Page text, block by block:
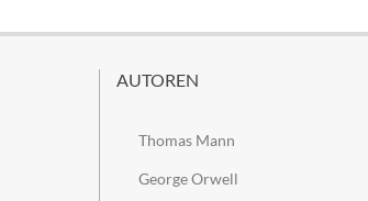
AUTOREN
Thomas Mann
George Orwell